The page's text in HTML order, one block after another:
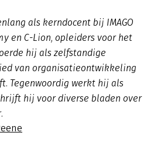
als kerndocent bij IMAGO
en C-Lion, opleiders voor het
hij als zelfstandige
van organisatieontwikkeling
Tegenwoordig werkt hij als
hij voor diverse bladen over